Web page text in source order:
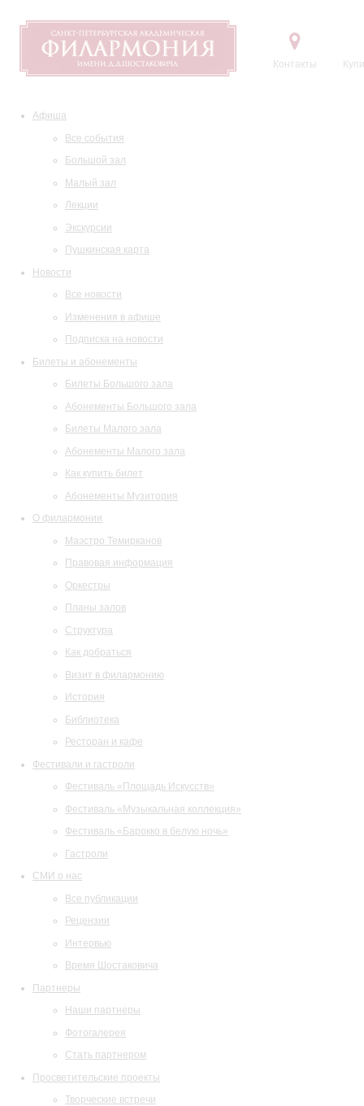
Контакты
Афиша
Все события
Большой зал
Малый зал
Лекции
Экскурсии
Пушкинская карта
Новости
Все новости
Изменения в афише
Подписка на новости
Билеты и абонементы
Билеты Большого зала
Абонементы Большого зала
Билеты Малого зала
Абонементы Малого зала
Как купить билет
Абонементы Музитория
О филармонии
Маэстро Темирканов
Правовая информация
Оркестры
Планы залов
Структура
Как добраться
Визит в филармонию
История
Библиотека
Ресторан и кафе
Фестивали и гастроли
Фестиваль «Площадь Искусств»
Фестиваль «Музыкальная коллекция»
Фестиваль «Барокко в белую ночь»
Гастроли
СМИ о нас
Все публикации
Рецензии
Интервью
Время Шостаковича
Партнеры
Наши партнеры
Фотогалерея
Стать партнером
Просветительские проекты
Творческие встречи